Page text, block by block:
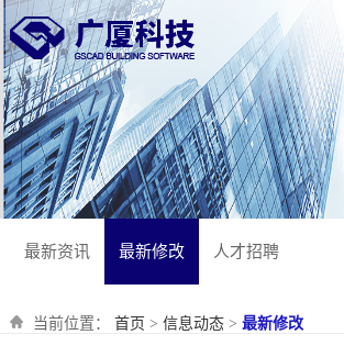
最新资讯 最新修改 人才招聘
当前位置： 首页 > 信息动态> 最新修改